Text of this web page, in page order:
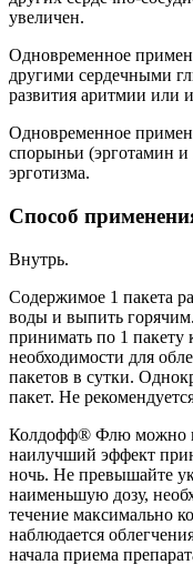
увеличен.
Одновременное
другими сердечными
развития аритмии или
Одновременное
спорыньи (эрготамин и
эрготизма.
Способ
Внутрь.
Содержимое 1 пакета
воды и выпить
принимать по 1 пакету
необходимости для
пакетов в сутки.
пакет. Не
Колдофф® Флю можно
наилучший эффект
ночь. Не превышайте
наименьшую дозу,
течение максимально
наблюдается
начала приема